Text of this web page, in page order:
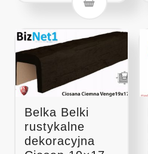
Belka Belki
rustykalne
dekoracyjna